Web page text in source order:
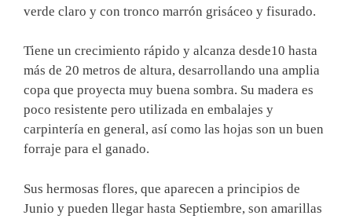
verde claro y con tronco marrón grisáceo y fisurado.
Tiene un crecimiento rápido y alcanza desde10 hasta
más de 20 metros de altura, desarrollando una amplia
copa que proyecta muy buena sombra. Su madera es
poco resistente pero utilizada en embalajes y
carpintería en general, así como las hojas son un buen
forraje para el ganado.
Sus hermosas flores, que aparecen a principios de
Junio y pueden llegar hasta Septiembre, son amarillas